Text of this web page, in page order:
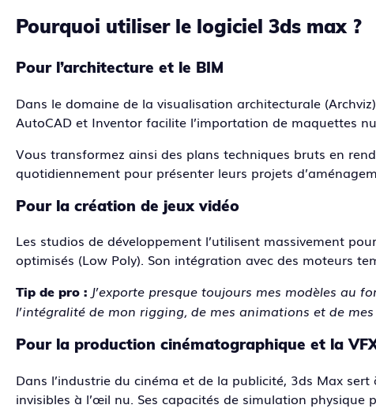
Pourquoi utiliser le logiciel 3ds max ?
Pour l’architecture et le BIM
Dans le domaine de la visualisation architecturale
AutoCAD et Inventor facilite l’importation de maquettes
Vous transformez ainsi des plans techniques bruts en
quotidiennement pour présenter leurs projets
Pour la création de jeux vidéo
Les studios de développement l’utilisent massivement
optimisés (Low Poly). Son intégration avec des moteurs
Tip de pro : J’exporte presque toujours mes modèles au
l’intégralité de mon rigging, de mes animations et de mes
Pour la production cinématographique et la
Dans l’industrie du cinéma et de la publicité, 3ds Max
invisibles à l’œil nu. Ses capacités de simulation